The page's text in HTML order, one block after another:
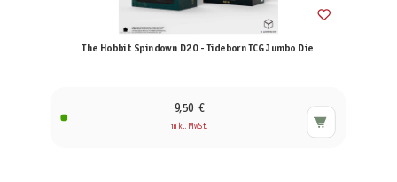
The Hobbit Spindown D20 - Tideborn TCG Jumbo Die
9,50 €
inkl. MwSt.